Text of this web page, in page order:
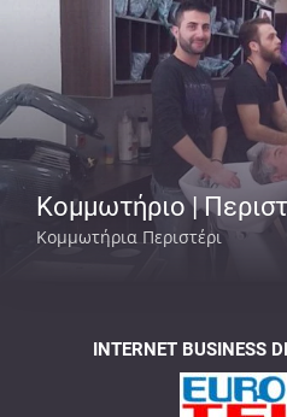
Κομμωτήρια Περιστέρι
INTERNET BUSINESS